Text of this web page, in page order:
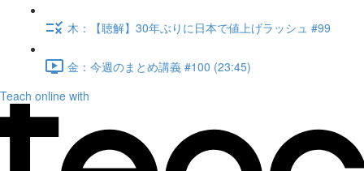
木：【聴解】30年ぶりに日本で値上げラッシュ #99
金：今週のまとめ講義 #100 (23:45)
Teach online with